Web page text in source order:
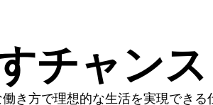
チャンス
き方で理想的な生活を実現できる